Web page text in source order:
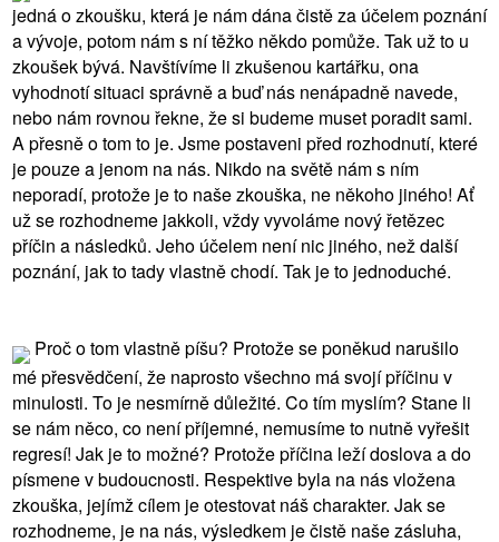
jedná o zkoušku, která je nám dána čistě za účelem poznání
a vývoje, potom nám s ní těžko někdo pomůže. Tak už to u
zkoušek bývá. Navštívíme li zkušenou kartářku, ona
vyhodnotí situaci správně a buď nás nenápadně navede,
nebo nám rovnou řekne, že si budeme muset poradit sami.
A přesně o tom to je. Jsme postaveni před rozhodnutí, které
je pouze a jenom na nás. Nikdo na světě nám s ním
neporadí, protože je to naše zkouška, ne někoho jiného! Ať
už se rozhodneme jakkoli, vždy vyvoláme nový řetězec
příčin a následků. Jeho účelem není nic jiného, než další
poznání, jak to tady vlastně chodí. Tak je to jednoduché.
Proč o tom vlastně píšu? Protože se poněkud narušilo
mé přesvědčení, že naprosto všechno má svojí příčinu v
minulosti. To je nesmírně důležité. Co tím myslím? Stane li
se nám něco, co není příjemné, nemusíme to nutně vyřešit
regresí! Jak je to možné? Protože příčina leží doslova a do
písmene v budoucnosti. Respektive byla na nás vložena
zkouška, jejímž cílem je otestovat náš charakter. Jak se
rozhodneme, je na nás, výsledkem je čistě naše zásluha,